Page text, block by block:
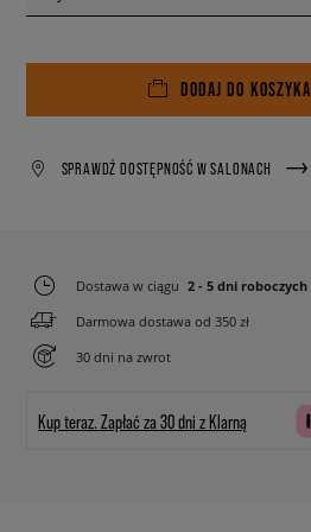
DODAJ DO KOSZYKA
SPRAWDŹ DOSTĘPNOŚĆ W SALONACH
Dostawa w ciągu 2 - 5 dni roboczych
Darmowa dostawa od 350 zł
30 dni na zwrot
Kup teraz. Zapłać za 30 dni z Klarną